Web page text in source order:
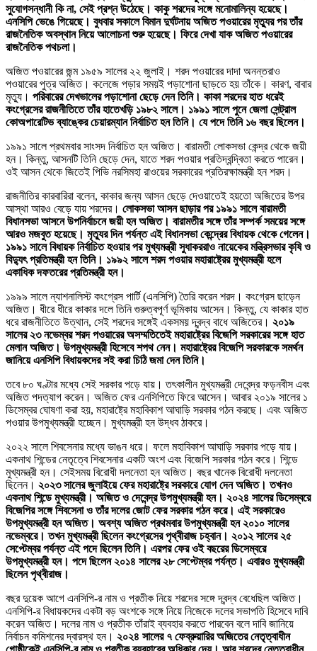
সুযোগসন্ধানী কি না, সেই প্রশ্ন উঠেছে। কাকু শরদের সঙ্গে মনোমালিন্য হয়েছে।
এনসিপি ভেঙে গিয়েছে। বুধবার সকালে বিমান দুর্ঘটনায় অজিত পওয়ারের মৃত্যুর পর তাঁর
রাজনৈতিক অবস্থান নিয়ে আলোচনা শুরু হয়েছে। ফিরে দেখা যাক অজিত পওয়ারের
রাজনৈতিক পথচলা।
অজিত পওয়ারের জন্ম ১৯৫৯ সালের ২২ জুলাই। শরদ পওয়ারের দাদা অনন্তরাও
পওয়ারের পুত্র অজিত। কলেজে পড়ার সময়ই পড়াশোনা ছাড়তে হয় তাঁকে। কারণ, বাবার
মৃত্যু। পরিবারের দেখভালের পড়াশোনা ছেড়ে দেন তিনি। কাকা শরদের হাত ধরেই
কংগ্রেসের রাজনীতিতে তাঁর হাতেখড়ি ১৯৮২ সালে। ১৯৯১ সালে পুনে জেলা সেন্ট্রাল
কোঅপারেটিভ ব্যাঙ্কের চেয়ারম্যান নির্বাচিত হন তিনি। যে পদে তিনি ১৬ বছর ছিলেন।
১৯৯১ সালে প্রথমবার সাংসদ নির্বাচিত হন অজিত। বারামতী লোকসভা কেন্দ্র থেকে জয়ী
হন। কিন্তু, আসনটি তিনি ছেড়ে দেন, যাতে শরদ পওয়ার প্রতিদ্বন্দ্বিতা করতে পারেন।
ওই আসন থেকে জিতেই পিভি নরসিমহা রাওয়ের সরকারের প্রতিরক্ষামন্ত্রী হন শরদ।
রাজনীতির কারবারিরা বলেন, কাকার জন্য আসন ছেড়ে দেওয়াতেই হয়তো অজিতের উপর
আস্থা আরও বেড়ে যায় শরদের। লোকসভা আসন ছাড়ার পর ১৯৯১ সালে বারামতী
বিধানসভা আসনে উপনির্বাচনে জয়ী হন অজিত। বারামতীর সঙ্গে তাঁর সম্পর্ক সময়ের সঙ্গে
আরও মজবুত হয়েছে। মৃত্যুর দিন পর্যন্ত এই বিধানসভা কেন্দ্রের বিধায়ক থেকে গেলেন।
১৯৯১ সালে বিধায়ক নির্বাচিত হওয়ার পর মুখ্যমন্ত্রী সুধাকররাও নায়েকের মন্ত্রিসভার কৃষি ও
বিদ্যুৎ প্রতিমন্ত্রী হন তিনি। ১৯৯২ সালে শরদ পওয়ার মহারাষ্ট্রের মুখ্যমন্ত্রী হলে
একাধিক দফতরের প্রতিমন্ত্রী হন।
১৯৯৯ সালে ন্যাশনালিস্ট কংগ্রেস পার্টি (এনসিপি) তৈরি করেন শরদ। কংগ্রেস ছাড়েন
অজিত। ধীরে ধীরে কাকার দলে তিনি গুরুত্বপূর্ণ ভূমিকায় আসেন। কিন্তু, যে কাকার হাত
ধরে রাজনীতিতে উত্থান, সেই শরদের সঙ্গেই একসময় দ্বন্দ্ব বাধে অজিতের। ২০১৯
সালের ২৩ নভেম্বর শরদ পওয়ারের অসম্মতিতেই মহারাষ্ট্রের বিজেপি সরকারের সঙ্গে হাত
মেলান অজিত। উপমুখ্যমন্ত্রী হিসেবে শপথ নেন। মহারাষ্ট্রের বিজেপি সরকারকে সমর্থন
জানিয়ে এনসিপি বিধায়কদের সই করা চিঠি জমা দেন তিনি।
তবে ৮০ ঘণ্টার মধ্যে সেই সরকার পড়ে যায়। তৎকালীন মুখ্যমন্ত্রী দেবেন্দ্র ফড়নবীস এবং
অজিত পদত্যাগ করেন। অজিত ফের এনসিপিতে ফিরে আসেন। আবার ২০১৯ সালের ১
ডিসেম্বর ঘোষণা করা হয়, মহারাষ্ট্রে মহাবিকাশ আঘাড়ি সরকার গঠন করছে। এবং অজিত
পওয়ার উপমুখ্যমন্ত্রী হচ্ছেন। মুখ্যমন্ত্রী হন উদ্ধব ঠাকরে।
২০২২ সালে শিবসেনার মধ্যে ভাঙন ধরে। ফলে মহাবিকাশ আঘাড়ি সরকার পড়ে যায়।
একনাথ শিন্ডের নেতৃত্বে শিবসেনার একটি অংশ এবং বিজেপি সরকার গঠন করে। শিন্ডে
মুখ্যমন্ত্রী হন। সেইসময় বিরোধী দলনেতা হন অজিত। বছর খানেক বিরোধী দলনেতা
ছিলেন। ২০২৩ সালের জুলাইয়ে ফের মহারাষ্ট্রে সরকারে যোগ দেন অজিত। তখনও
একনাথ শিন্ডে মুখ্যমন্ত্রী। অজিত ও দেবেন্দ্র উপমুখ্যমন্ত্রী হন। ২০২৪ সালের ডিসেম্বরে
বিজেপির সঙ্গে শিবসেনা ও তাঁর দলের জোট ফের সরকার গঠন করে। এই সরকারেও
উপমুখ্যমন্ত্রী হন অজিত। অবশ্য অজিত প্রথমবার উপমুখ্যমন্ত্রী হন ২০১০ সালের
নভেম্বরে। তখন মুখ্যমন্ত্রী ছিলেন কংগ্রেসের পৃথ্বীরাজ চহ্বান। ২০১২ সালের ২৫
সেপ্টেম্বর পর্যন্ত এই পদে ছিলেন তিনি। এরপর ফের ওই বছরের ডিসেম্বরে
উপমুখ্যমন্ত্রী হন। পদে ছিলেন ২০১৪ সালের ২৮ সেপ্টেম্বর পর্যন্ত। এবারও মুখ্যমন্ত্রী
ছিলেন পৃথ্বীরাজ।
বছর দুয়েক আগে এনসিপি-র নাম ও প্রতীক নিয়ে শরদের সঙ্গে দ্বন্দ্ব বেধেছিল অজিত।
এনসিপি-র বিধায়কদের একটা বড় অংশকে সঙ্গে নিয়ে নিজেকে দলের সভাপতি হিসেবে দাবি
করেন অজিত। দলের নাম ও প্রতীক তাঁরাই ব্যবহার করতে পারবেন বলে দাবি জানিয়ে
নির্বাচন কমিশনের দ্বারস্থ হন। ২০২৪ সালের ৭ ফেব্রুয়ারির অজিতের নেতৃত্বাধীন